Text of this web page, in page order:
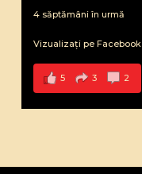
4 săptămâni în urmă
Vizualizați pe Facebook
5 3 2